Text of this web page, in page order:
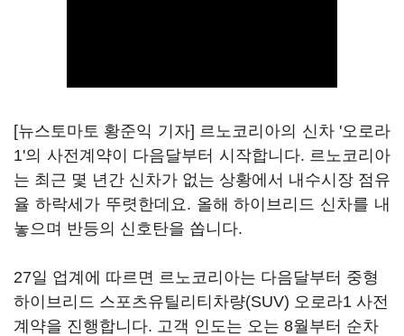
[뉴스토마토 황준익 기자] 르노코리아의 신차 '오로라
1'의 사전계약이 다음달부터 시작합니다. 르노코리아
는 최근 몇 년간 신차가 없는 상황에서 내수시장 점유
율 하락세가 뚜렷한데요. 올해 하이브리드 신차를 내
놓으며 반등의 신호탄을 쏩니다.
27일 업계에 따르면 르노코리아는 다음달부터 중형
하이브리드 스포츠유틸리티차량(SUV) 오로라1 사전
계약을 진행합니다. 고객 인도는 오는 8월부터 순차